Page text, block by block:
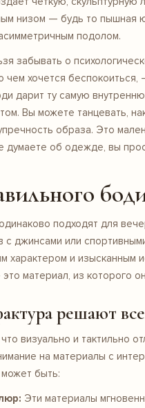
низом — будь то пышная
подолом.
забывать о
чем хочется
дарит ту самую
Вы можете танцевать,
образа. Это
об одежде, вы
подходят для
джинсами или
характером и
материал, из которого
решают все
визуально и тактильно
на материалы с
быть:
Эти материалы